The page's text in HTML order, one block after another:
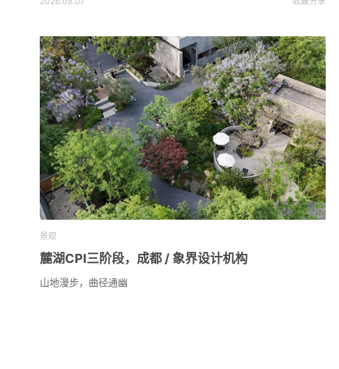
景观
麓湖CPI三阶段，成都 / 象界设计机构
山地漫步，曲径通幽